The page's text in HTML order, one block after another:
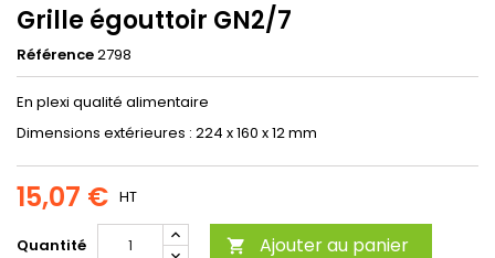
Grille égouttoir GN2/7
Référence2798
En plexi qualité alimentaire
Dimensions extérieures : 224 x 160 x 12 mm
15,07 € HT
Quantité  Ajouter au panier